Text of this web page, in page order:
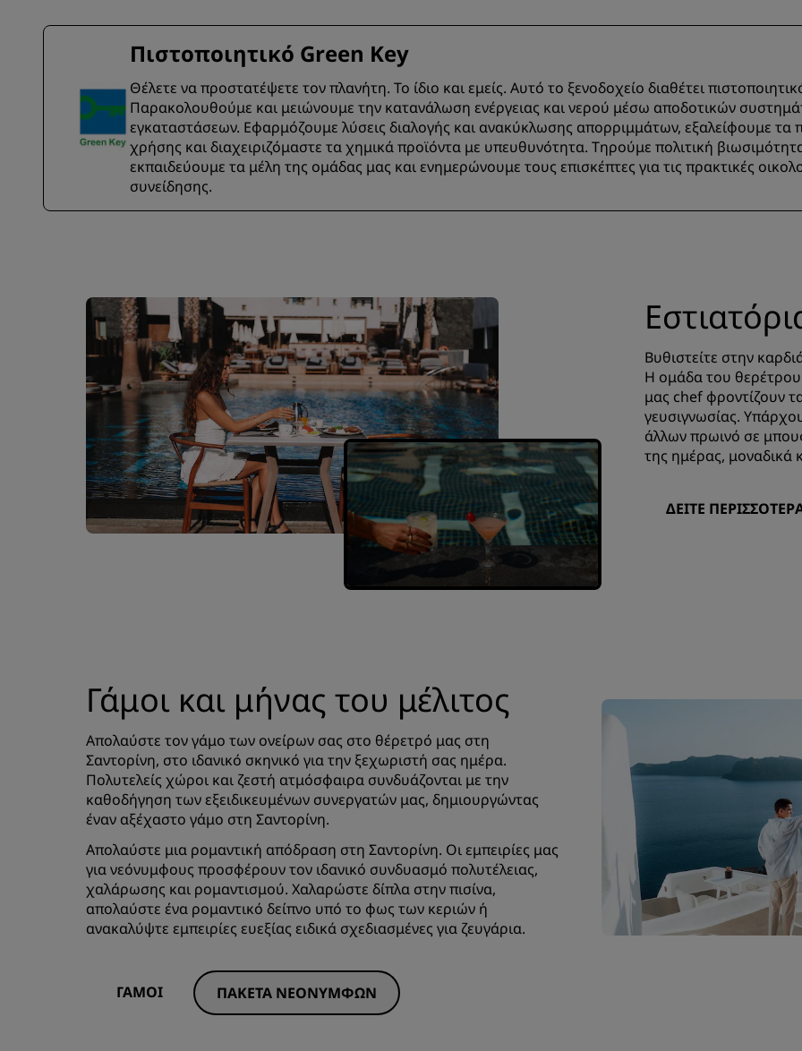
Πιστοποιητικό Green Key
Θέλετε να προστατέψετε τον πλανήτη. Το ίδιο και εμείς. Αυτό το ξενοδοχείο διαθέτει
Παρακολουθούμε και μειώνουμε την κατανάλωση ενέργειας και νερού μέσω αποδοτικών
εγκαταστάσεων. Εφαρμόζουμε λύσεις διαλογής και ανακύκλωσης απορριμμάτων, εξαλείφουμε τα
χρήσης και διαχειριζόμαστε τα χημικά προϊόντα με υπευθυνότητα. Τηρούμε πολιτική
εκπαιδεύουμε τα μέλη της ομάδας μας και ενημερώνουμε τους επισκέπτες για τις πρακτικές
συνείδησης.
Βυθιστείτε στην
Η ομάδα του
μας chef φροντίζουν
γευσιγνωσίας.
άλλων πρωινό σε
της ημέρας, μοναδικά
ΔΕΊΤΕ
Γάμοι και μήνας του μέλιτος
Απολαύστε τον γάμο των ονείρων σας στο θέρετρό μας στη
Σαντορίνη, στο ιδανικό σκηνικό για την ξεχωριστή σας ημέρα.
Πολυτελείς χώροι και ζεστή ατμόσφαιρα συνδυάζονται με την
καθοδήγηση των εξειδικευμένων συνεργατών μας, δημιουργώντας
έναν αξέχαστο γάμο στη Σαντορίνη.
Απολαύστε μια ρομαντική απόδραση στη Σαντορίνη. Οι εμπειρίες μας
για νεόνυμφους προσφέρουν τον ιδανικό συνδυασμό πολυτέλειας,
χαλάρωσης και ρομαντισμού. Χαλαρώστε δίπλα στην πισίνα,
απολαύστε ένα ρομαντικό δείπνο υπό το φως των κεριών ή
ανακαλύψτε εμπειρίες ευεξίας ειδικά σχεδιασμένες για ζευγάρια.
ΓΆΜΟΙ ΠΑΚΈΤΑ ΝΕΟΝΎΜΦΩΝ